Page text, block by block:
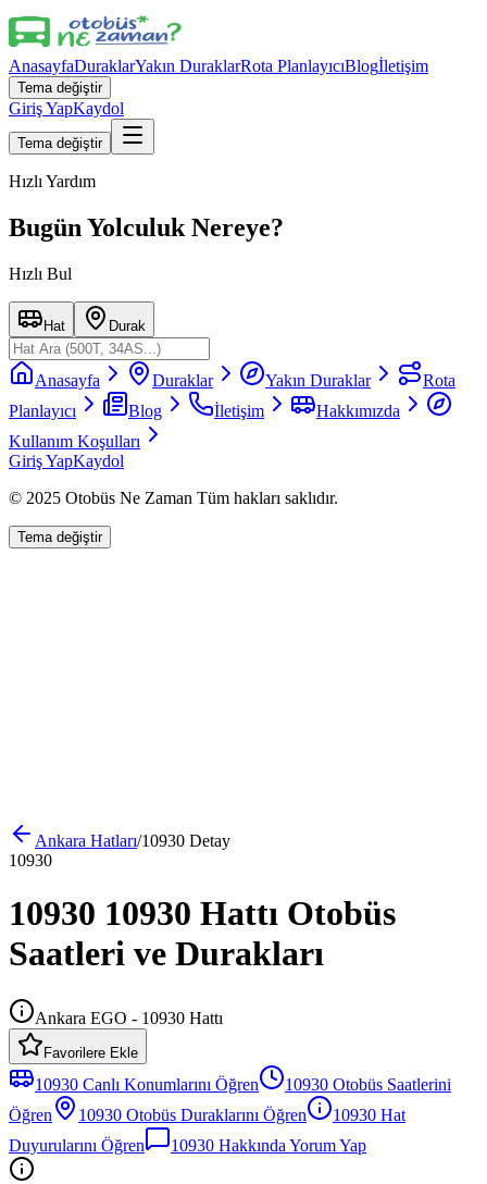
AnasayfaDuraklarYakın DuraklarRota PlanlayıcıBlogİletişim
Tema değiştir
Giriş YapKaydol
Tema değiştir
Hızlı Yardım
Bugün Yolculuk Nereye?
Hızlı Bul
Hat Durak
Anasayfa Duraklar Yakın Duraklar
Rota
Planlayıcı
Blog İletişim
Hakkımızda
Kullanım Koşulları
Giriş YapKaydol
© 2025 Otobüs Ne Zaman Tüm hakları saklıdır.
Tema değiştir
Ankara Hatları/10930 Detay
10930
10930 10930 Hattı Otobüs
Saatleri ve Durakları
Ankara EGO - 10930 Hattı
Favorilere Ekle
10930 Canlı Konumlarını Öğren 10930 Otobüs Saatlerini
Öğren
10930 Otobüs Duraklarını Öğren 10930 Hat
Duyurularını Öğren
10930 Hakkında Yorum Yap